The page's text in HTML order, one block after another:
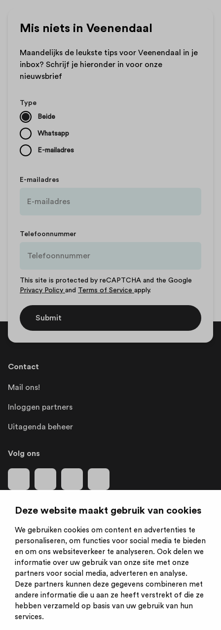
Deze website maakt gebruik van cookies
We gebruiken cookies om content en advertenties te
personaliseren, om functies voor social media te bieden
en om ons websiteverkeer te analyseren. Ook delen we
informatie over uw gebruik van onze site met onze
partners voor social media, adverteren en analyse.
Deze partners kunnen deze gegevens combineren met
andere informatie die u aan ze heeft verstrekt of die ze
hebben verzameld op basis van uw gebruik van hun
services.
Mis niets in Veenendaal
Maandelijks de leukste tips voor Veenendaal in je
inbox? Schrijf je hieronder in voor onze
nieuwsbrief
Type
Beide
Whatsapp
E-mailadres
E-mailadres
Telefoonnummer
This site is protected by reCAPTCHA and the Google
Privacy Policy and Terms of Service apply.
Submit
Contact
Mail ons!
Inloggen partners
Uitagenda beheer
Volg ons
Is een initiatief van: